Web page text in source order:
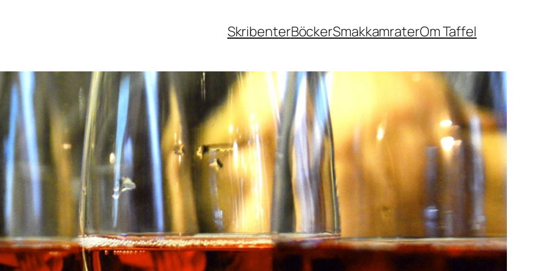
SkribenterBöckerSmakkamraterOm Taffel